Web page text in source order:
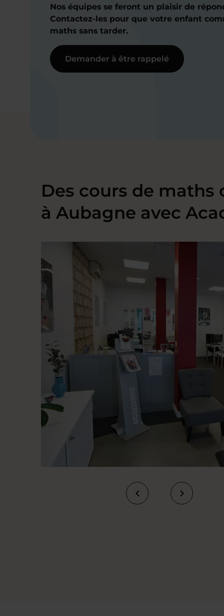
Nos équipes se feront un plaisir de
Contactez-les pour que votre enfant
maths sans tarder.
Demander à être rappelé
Des cours de maths
à Aubagne avec